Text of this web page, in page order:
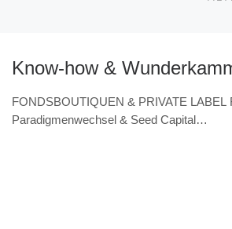
Know-how &
FONDSBOUTIQUEN & PRIVATE LABEL
Paradigmenwechsel & Seed Capital